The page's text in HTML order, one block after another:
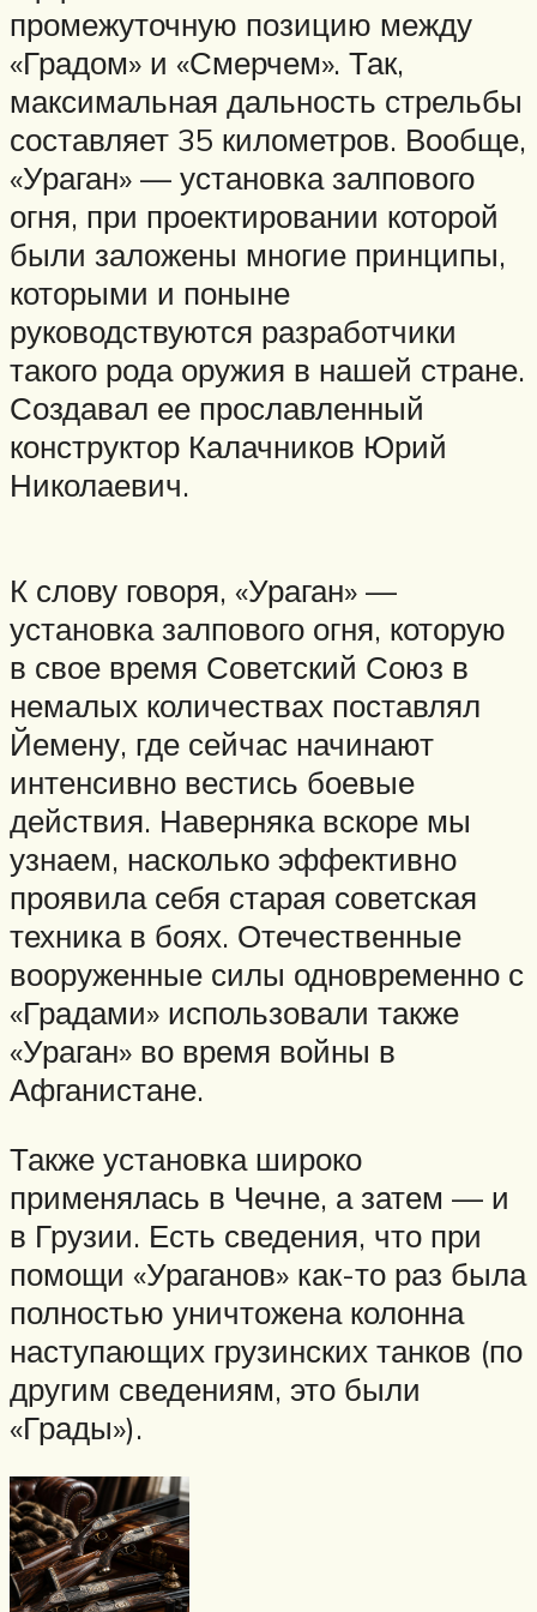
промежуточную позицию между
«Градом» и «Смерчем». Так,
максимальная дальность стрельбы
составляет 35 километров. Вообще,
«Ураган» — установка залпового
огня, при проектировании которой
были заложены многие принципы,
которыми и поныне
руководствуются разработчики
такого рода оружия в нашей стране.
Создавал ее прославленный
конструктор Калачников Юрий
Николаевич.
К слову говоря, «Ураган» —
установка залпового огня, которую
в свое время Советский Союз в
немалых количествах поставлял
Йемену, где сейчас начинают
интенсивно вестись боевые
действия. Наверняка вскоре мы
узнаем, насколько эффективно
проявила себя старая советская
техника в боях. Отечественные
вооруженные силы одновременно с
«Градами» использовали также
«Ураган» во время войны в
Афганистане.
Также установка широко
применялась в Чечне, а затем — и
в Грузии. Есть сведения, что при
помощи «Ураганов» как-то раз была
полностью уничтожена колонна
наступающих грузинских танков (по
другим сведениям, это были
«Грады»).